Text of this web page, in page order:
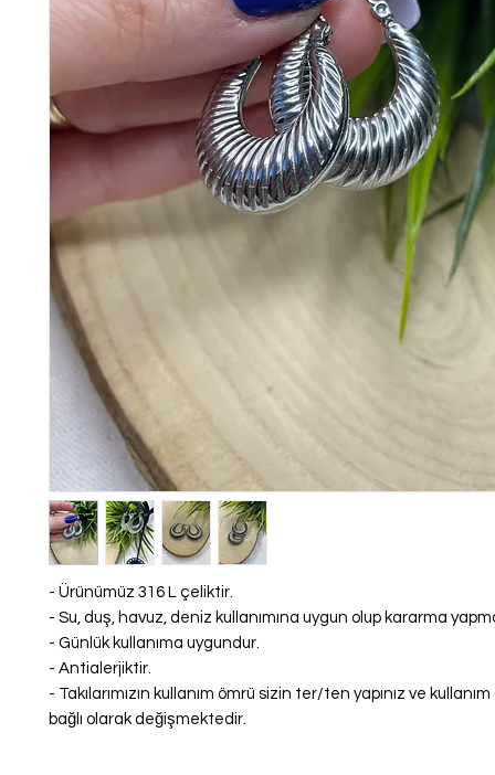
- Ürünümüz 316 L çeliktir.
- Su, duş, havuz, deniz kullanımına uygun olup kararma
- Günlük kullanıma uygundur.
- Antialerjiktir.
- Takılarımızın kullanım ömrü sizin ter/ten yapınız ve
bağlı olarak değişmektedir.